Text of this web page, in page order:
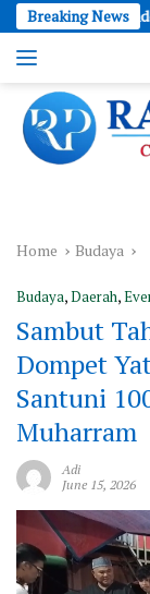
Skip
to
content
Breaking News
dan
dan
Akurat
Hadirkan
Fakta
Home Budaya
Budaya,Daerah,
Sambut
Dompet
Santuni
Muharram
Adi
June 15, 2026